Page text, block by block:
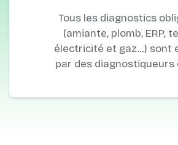
Tous les diagnostics
(amiante, plomb, ERP,
électricité et gaz…) sont
par des diagnostiqueurs